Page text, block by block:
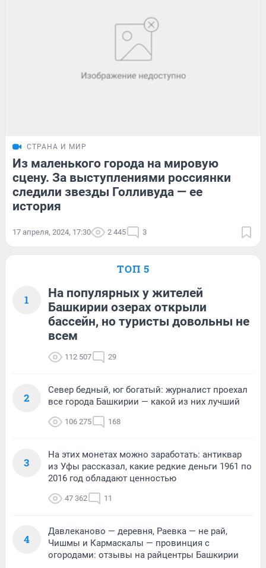
СТРАНА И МИР
Из маленького города на мировую
сцену. За выступлениями россиянки
следили звезды Голливуда — ее
история
17 апреля, 2024, 17:30 2 445 3
ТОП 5
1
На популярных у жителей
Башкирии озерах открыли
бассейн, но туристы довольны не
всем
112 507 29
2
Север бедный, юг богатый: журналист проехал
все города Башкирии — какой из них лучший
106 275 168
3
На этих монетах можно заработать: антиквар
из Уфы рассказал, какие редкие деньги 1961 по
2016 год обладают ценностью
47 362 11
4
Давлеканово — деревня, Раевка — не рай,
Чишмы и Кармаскалы — провинция с
огородами: отзывы на райцентры Башкирии